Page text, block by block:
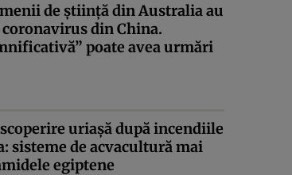
de ştiinţă din Australia au
din China.
poate avea urmări
uriaşă după incendiile
sisteme de acvacultură mai
egiptene